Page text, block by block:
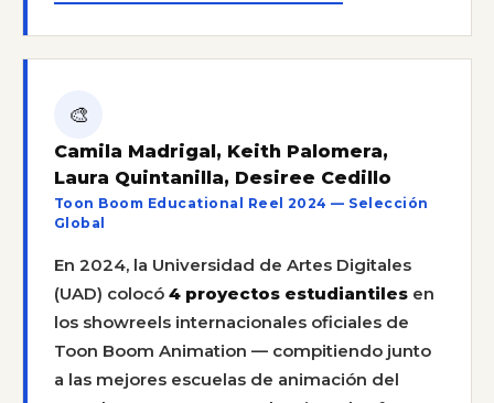
🎨
Camila Madrigal, Keith Palomera,
Laura Quintanilla, Desiree Cedillo
Toon Boom Educational Reel 2024 — Selección
Global
En 2024, la Universidad de Artes Digitales
(UAD) colocó 4 proyectos estudiantiles en
los showreels internacionales oficiales de
Toon Boom Animation — compitiendo junto
a las mejores escuelas de animación del